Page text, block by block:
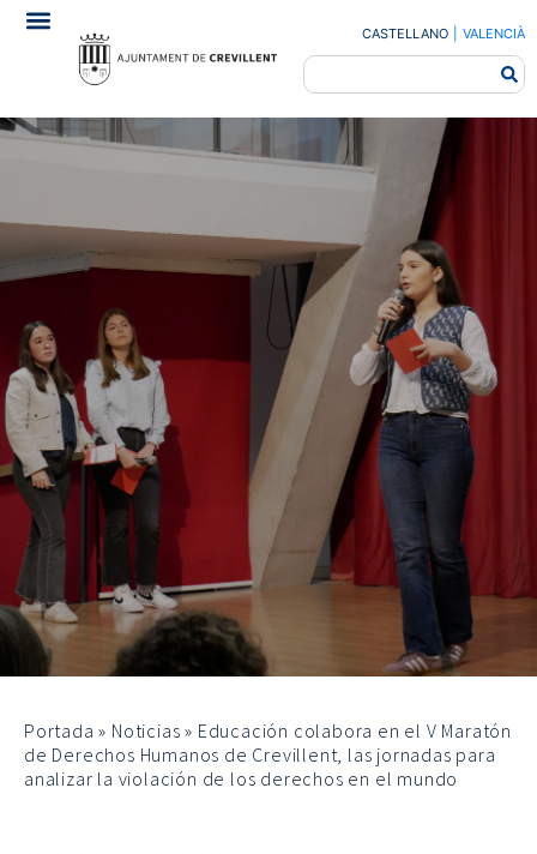
CASTELLANO VALENCIÀ
Portada » Noticias » Educación colabora en el V Maratón
de Derechos Humanos de Crevillent, las jornadas para
analizar la violación de los derechos en el mundo